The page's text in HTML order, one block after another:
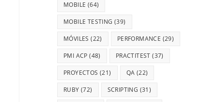
MOBILE (64)
MOBILE TESTING (39)
MÓVILES (22) PERFORMANCE (29)
PMI ACP (48) PRACTITEST (37)
PROYECTOS (21) QA (22)
RUBY (72) SCRIPTING (31)